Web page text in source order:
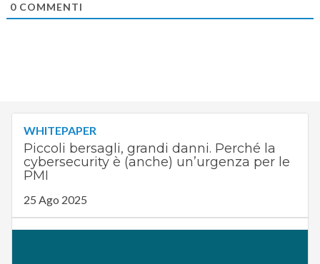
0COMMENTI
WHITEPAPER
Piccoli bersagli, grandi danni. Perché la
cybersecurity è (anche) un’urgenza per le
PMI
25 Ago 2025